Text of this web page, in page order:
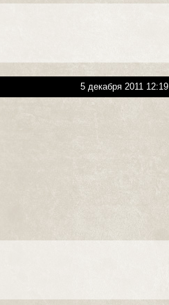
5 декабря 2011 12:19